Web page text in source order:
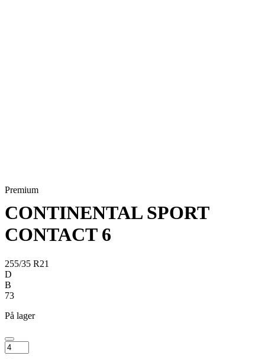
Premium
CONTINENTAL SPORT
CONTACT 6
255/35 R21
D
B
73
På lager
CONTINENTAL
SPORT